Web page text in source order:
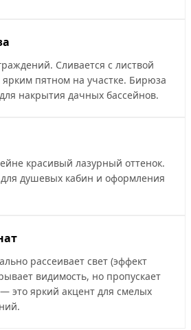
Сливается с листвой
ярким пятном на участке. Бирюза
накрытия дачных бассейнов.
красивый лазурный оттенок.
для душевых кабин и оформления
рассеивает свет (эффект
видимость, но пропускает
это яркий акцент для смелых